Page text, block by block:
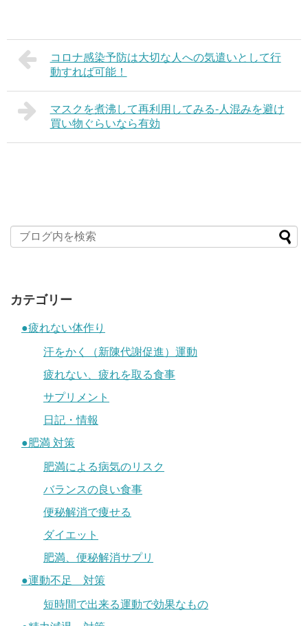
コロナ感染予防は大切な人への気遣いとして行
動すれば可能！
マスクを煮沸して再利用してみる-人混みを避け
買い物ぐらいなら有効
カテゴリー
●疲れない体作り
汗をかく（新陳代謝促進）運動
疲れない、疲れを取る食事
サプリメント
日記・情報
●肥満 対策
肥満による病気のリスク
バランスの良い食事
便秘解消で痩せる
ダイエット
肥満、便秘解消サプリ
●運動不足 対策
短時間で出来る運動で効果なもの